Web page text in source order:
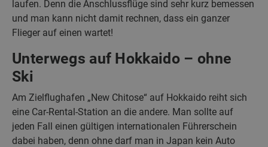
laufen. Denn die Anschlussflüge sind sehr kurz bemessen
und man kann nicht damit rechnen, dass ein ganzer
Flieger auf einen wartet!
Unterwegs auf Hokkaido – ohne
Ski
Am Zielflughafen „New Chitose“ auf Hokkaido reiht sich
eine Car-Rental-Station an die andere. Man sollte auf
jeden Fall einen gültigen internationalen Führerschein
dabei haben, denn ohne darf man in Japan kein Auto